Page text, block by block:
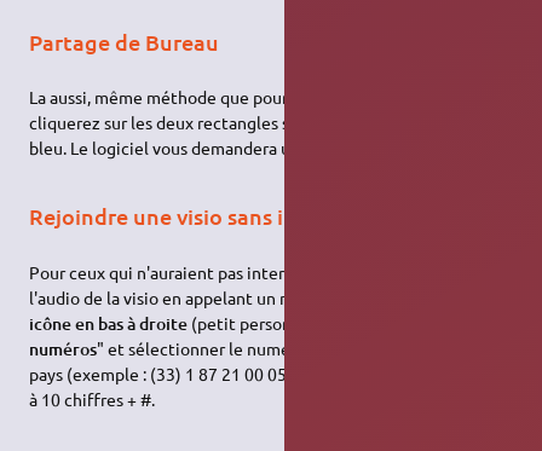
Partage de Bureau
La aussi, même méthode que pour le
cliquerez sur les deux rectangles superposés blanc bordés de
bleu. Le logiciel vous demandera une confirmation.
Rejoindre une visio sans internet
Pour ceux qui n'auraient pas internet, il est possible d'écouter
l'audio de la visio en appelant un numéro téléphonique →
icône en bas à droite (petit personnage avec un +) → "
numéros" et sélectionner le numéro correspondant à votre
pays (exemple : (33) 1 87 21 00 05 - pour la France) →
à 10 chiffres + #.